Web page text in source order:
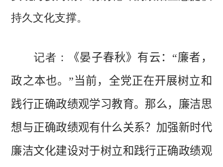
持久文化支撑。
记者：
《晏子春秋》有云：“廉者，
政之本也。”当前，全党正在开展树立和
践行正确政绩观学习教育。那么，廉洁思
想与正确政绩观有什么关系？加强新时代
廉洁文化建设对于树立和践行正确政绩观